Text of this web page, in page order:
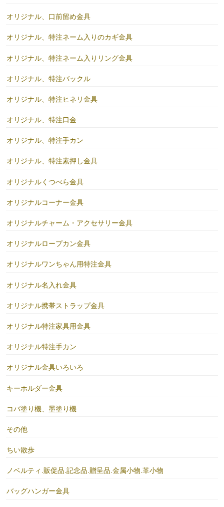
オリジナル、口前留め金具
オリジナル、特注ネーム入りのカギ金具
オリジナル、特注ネーム入りリング金具
オリジナル、特注バックル
オリジナル、特注ヒネリ金具
オリジナル、特注口金
オリジナル、特注手カン
オリジナル、特注素押し金具
オリジナルくつべら金具
オリジナルコーナー金具
オリジナルチャーム・アクセサリー金具
オリジナルロープカン金具
オリジナルワンちゃん用特注金具
オリジナル名入れ金具
オリジナル携帯ストラップ金具
オリジナル特注家具用金具
オリジナル特注手カン
オリジナル金具いろいろ
キーホルダー金具
コバ塗り機、墨塗り機
その他
ちい散歩
ノベルティ.販促品.記念品.贈呈品.金属小物.革小物
バッグハンガー金具